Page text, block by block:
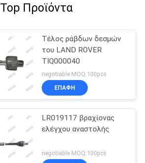
Top Προϊόντα
Τέλος ράβδων δεσμών
του LAND ROVER
TIQ000040
negotiable MOQ:100pcs
ΕΠΑΦΉ
LR019117 βραχίονας
ελέγχου αναστολής
negotiable MOQ:100pcs